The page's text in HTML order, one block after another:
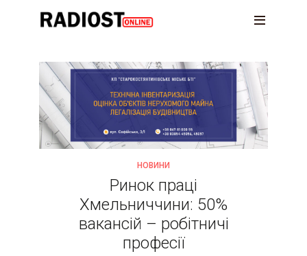
НОВИНИ
Ринок праці
Хмельниччини: 50%
вакансій – робітничі
професії